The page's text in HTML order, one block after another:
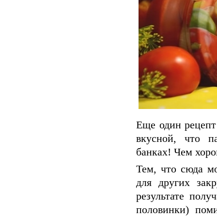
Еще один рецепт
вкусной, что
банках! Чем
Тем, что сюда
для других
результате
половинки)